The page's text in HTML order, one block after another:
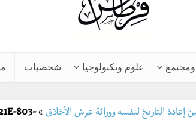
علوم وتكنولوجيا شخصيات
التاريخ لنفسه ووراثة عرش الأخلاق »
803-